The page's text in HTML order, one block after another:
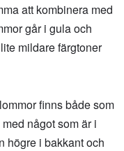
att kombinera med
går i gula och
mildare färgtoner
finns både som
något som är i
högre i bakkant och